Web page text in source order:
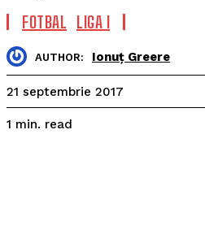
FOTBAL LIGA I
AUTHOR: Ionuț Greere
21 septembrie 2017
1 min. read